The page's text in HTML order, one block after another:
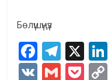
казактардын энчисине
тийди. Тогуз коргоолду
тогуз кумалак деп
атаган казактар аны эл
аралык деңгээлде
Бөлүшүңүз
F
ac
T
el
X
V G P